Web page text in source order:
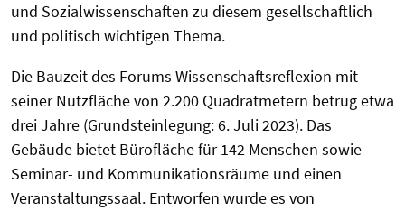
und Sozialwissenschaften zu diesem gesellschaftlich
und politisch wichtigen Thema.
Die Bauzeit des Forums Wissenschaftsreflexion mit
seiner Nutzfläche von 2.200 Quadratmetern betrug etwa
drei Jahre (Grundsteinlegung: 6. Juli 2023). Das
Gebäude bietet Bürofläche für 142 Menschen sowie
Seminar- und Kommunikationsräume und einen
Veranstaltungssaal. Entworfen wurde es von